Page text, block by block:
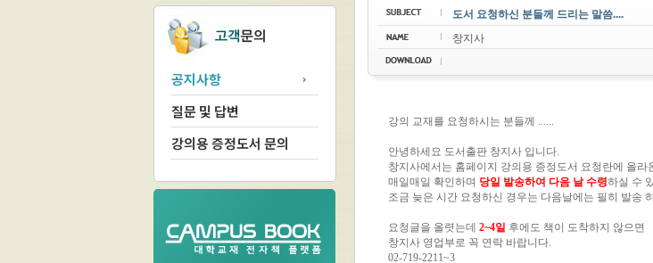
공지사항
질문 및 답변
강의용 증정도서 문의
도서 요청하신 분들께 드리는 말씀....
창지사